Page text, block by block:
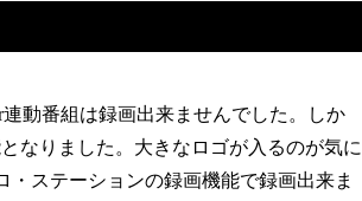
動番組は録画出来ませんでした。しか
なりました。大きなロゴが入るのが気に
ステーションの録画機能で録画出来ま